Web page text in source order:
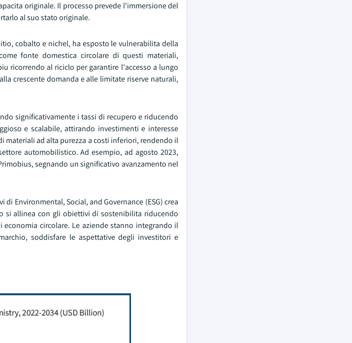
originale. Il processo prevede l'immersione del
al suo stato originale.
cobalto e nichel, ha esposto le vulnerabilita della
fonte domestica circolare di questi materiali,
ricorrendo al riciclo per garantire l'accesso a lungo
crescente domanda e alle limitate riserve naturali,
significativamente i tassi di recupero e riducendo
e scalabile, attirando investimenti e interesse
materiali ad alta purezza a costi inferiori, rendendo il
automobilistico. Ad esempio, ad agosto 2023,
segnando un significativo avanzamento nel
Environmental, Social, and Governance (ESG) crea
si allinea con gli obiettivi di sostenibilita riducendo
circolare. Le aziende stanno integrando il
soddisfare le aspettative degli investitori e